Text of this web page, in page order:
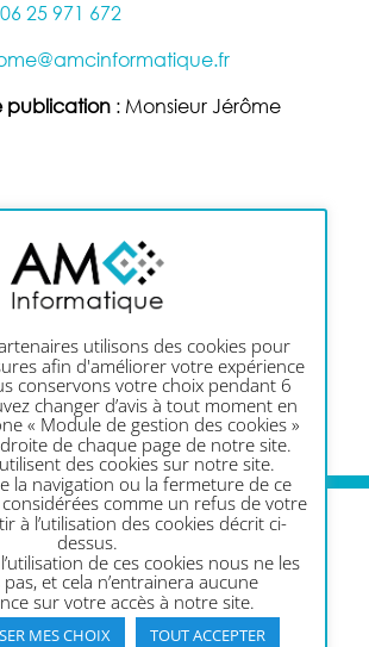
06 25 971 672
publication : Monsieur Jérôme
: 1007
informatique
en Occitanie
utilisons des cookies pour
afin d'améliorer votre expérience
conservons votre choix pendant 6
changer d’avis à tout moment en
« Module de gestion des cookies »
de chaque page de notre site.
des cookies sur notre site.
la navigation ou la fermeture de ce
comme un refus de votre
à l’utilisation des cookies décrit ci-
dessus.
de ces cookies nous ne les
et cela n’entrainera aucune
sur votre accès à notre site.
MES CHOIX
TOUT ACCEPTER